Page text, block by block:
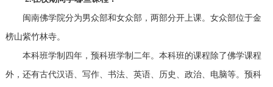
闽南佛学院分为男众部和女众部，两部分开上课。女众部位于金
榜山紫竹林寺。
本科班学制四年，预科班学制二年。本科班的课程除了佛学课程
外，还有古代汉语、写作、书法、英语、历史、政治、电脑等。预科